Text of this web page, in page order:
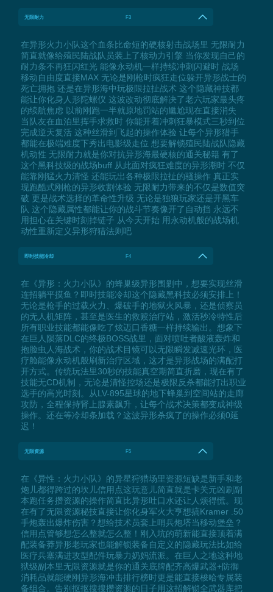
无限耐力 F3
在异形火力小队这个血条比命短的硬核射击战场里 无限耐力
简直就像给殖民陆战队员装上了核动力引擎 当你发现自己的
耐力条不再狂闪红光 能像永动机一样持续冲刺闪避时 战场
移动自由度直接MAX 无论是刚枪时疯狂走位躲开异形战士的
死亡拥抱 还是在异形海中玩极限拉扯战术 这个隐藏神技都
能让你化身人形陀螺仪 这波改动彻底解决了老六玩家最头疼
的续航焦虑 以前刚跑一半就原地罚站的尴尬现在直接消失
当队友在血泊里挥手求救时 你能开着冲刺狂暴模式三秒到位
完成逆天复活 这种丝滑到飞起的操作体验 让每个异形猎手
都能在极端难度下秀出电影级走位 想要解锁殖民陆战队隐藏
机动性 无限耐力就是你对抗异形海最硬核的通关秘籍 有了
这个黑科技级的战场buff 从此面对疯狂难度的异形潮时 不仅
能靠刚猛火力清怪 还能玩出各种极限拉扯的骚操作 真正实
现跑酷式刚枪的异形收割体验 无限耐力带来的不仅是数值突
破 更是战术选择的革命性升级 无论是独狼玩家还是开黑车
队 这个隐藏属性都能让你的战斗节奏像开了自动挡 永远不
用担心在关键时刻掉链子 从今天开始 用永动机般的战场机
动性重新定义异形狩猎法则吧
即时技能冷却 F4
在《异形：火力小队》的蜂巢级异形围剿中，想要实现丝滑
连招躺平摸鱼？即时技能冷却这个隐藏黑科技必须安排上！
无论是枪手的过载火力、爆破手的地狱火风暴，还是侦察员
的无人机矩阵，甚至是医生的救赎治疗站，激活秒冷特性后
所有职业技能都能像吃了炫迈口香糖一样持续输出。想象下
在巨人陨落DLC的终极BOSS战里，面对喷吐者酸液轰炸和
抱脸虫人海战术，你的战术目镜可以无限瞬发减速光环，医
疗舱能像永动机般刷新治疗区域，这才是异形战场的满配打
开方式。传统玩法里30秒的技能真空期简直折磨，现在有了
技能无CD机制，无论是清怪控场还是极限反杀都能打出职业
选手的高光时刻。从LV-895星球的地下蜂巢到空间站的走廊
攻防，全程保持肾上腺素飙升，让每个战术决策都变成神级
操作。还在等冷却条加载？这波异形杀疯了的操作必须0延
迟！
无限资源 F5
在《异性：火力小队》的异星狩猎场里资源短缺是新手和老
炮儿都得跨过的坎儿信用点这玩意儿简直就是卡关元凶刷副
本跑任务攒资源的操作简直比异形吐口水还让人烦得慌。现
在有了无限资源秘技直接让你化身军火大亨想搞Kramer .50
手炮轰出爆炸伤害？想给技术员套上哨兵炮塔当移动堡垒？
信用点管够想怎么整就怎么整！刚入坑的萌新能直接顶着满
配装备莽异形老玩家也能解锁装备自定义的隐藏玩法比如给
医疗兵塞满进攻型配件玩暴力奶妈流派。在巨人之地这种地
狱级副本里无限资源就是你的通关底牌配齐高爆武器+防御
消耗品就能硬刚异形海冲击排行榜时更是能直接梭哈专属装
备组合。告别抠抠搜搜攒资源的日子用这招解锁全武器库把